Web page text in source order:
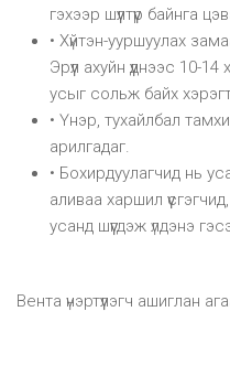
гэхээр шүүлтүүр байнга
• Хүйтэн-ууршуулах
Эрүүл ахуйн үүднээс
усыг сольж байх
• Үнэр, тухайлбал
арилгадаг.
• Бохирдуулагчид нь
аливаа харшил
усанд шүүгдэж үлдэнэ
Вента үнэртүүлэгч ашиглан